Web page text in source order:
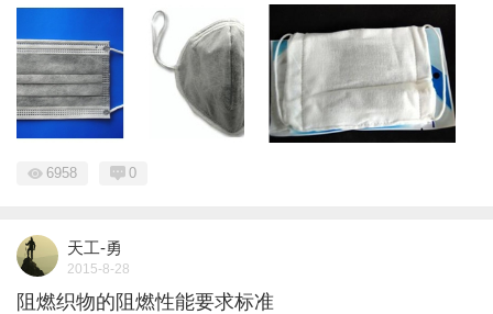
6958 0
天工-勇
2015-8-28
阻燃织物的阻燃性能要求标准